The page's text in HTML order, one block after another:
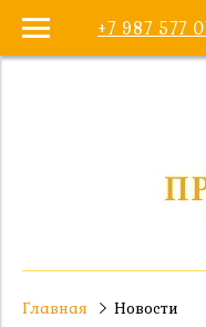
+7 987 577
Главная Новости